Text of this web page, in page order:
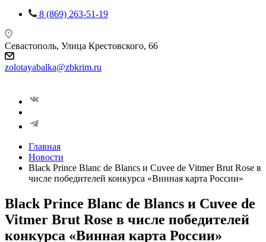
8 (869) 263-51-19
Севастополь, Улица Крестовского, 66
zolotayabalka@zbkrim.ru
Главная
Новости
Black Prince Blanc de Blancs и Cuvee de Vitmer Brut Rose в
числе победителей конкурса «Винная карта России»
Black Prince Blanc de Blancs и Cuvee de
Vitmer Brut Rose в числе победителей
конкурса «Винная карта России»